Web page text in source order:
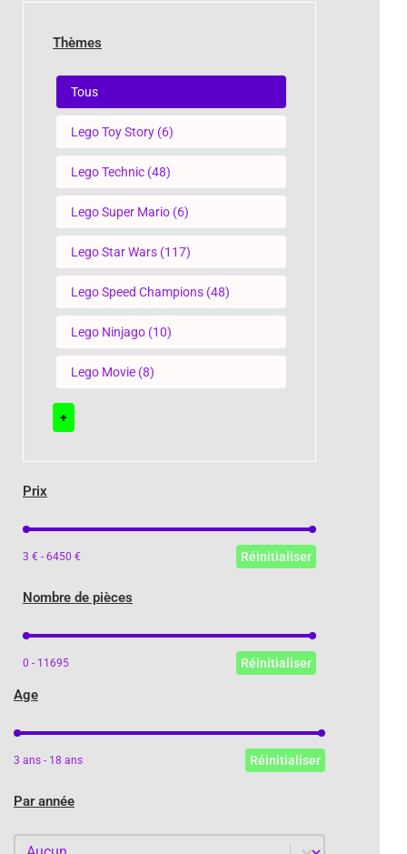
Thèmes
Thèmes
Tous
Lego Toy Story (6)
Lego Technic (48)
Lego Super Mario (6)
Lego Star Wars (117)
Lego Speed Champions (48)
Lego Ninjago (10)
Lego Movie (8)
+
Prix
Prix
3 € - 6450 € Réinitialiser
Nombre de pièces
Nombre de pièces
0 - 11695 Réinitialiser
Age
Age
3 ans - 18 ans Réinitialiser
Par année
Par année
Par année